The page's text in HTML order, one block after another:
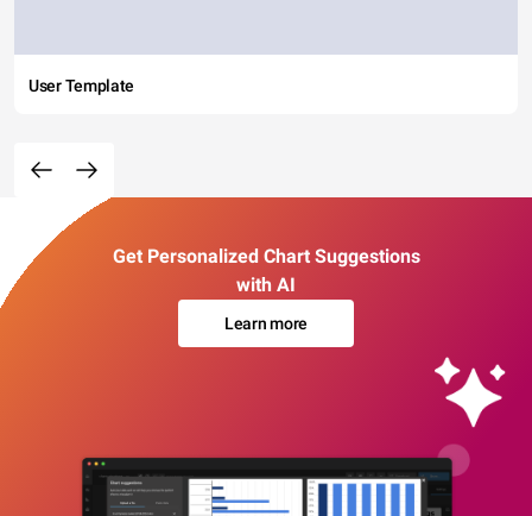
User Template
Get Personalized Chart Suggestions
with AI
Learn more